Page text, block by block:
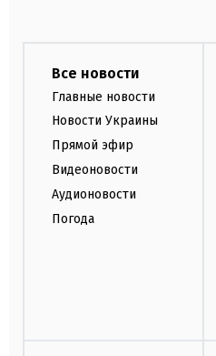
Все новости
Главные новости
Новости Украины
Прямой эфир
Видеоновости
Аудионовости
Погода